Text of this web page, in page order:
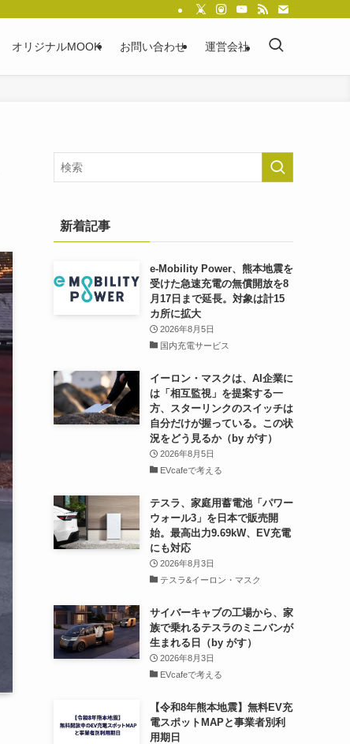
オリジナルMOOK お問い合わせ 運営会社
新着記事
e-Mobility Power、熊本地震を
受けた急速充電の無償開放を8
月17日まで延長。対象は計15
カ所に拡大
2026年8月5日
国内充電サービス
イーロン・マスクは、AI企業に
は「相互監視」を提案する一
方、スターリンクのスイッチは
自分だけが握っている。この状
況をどう見るか（by がす）
2026年8月5日
EVcafeで考える
テスラ、家庭用蓄電池「パワー
ウォール3」を日本で販売開
始。最高出力9.69kW、EV充電
にも対応
2026年8月3日
テスラ&イーロン・マスク
サイバーキャブの工場から、家
族で乗れるテスラのミニバンが
生まれる日（by がす）
2026年8月3日
EVcafeで考える
【令和8年熊本地震】無料EV充
電スポットMAPと事業者別利
用期日